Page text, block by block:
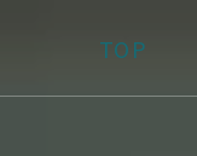
TOP